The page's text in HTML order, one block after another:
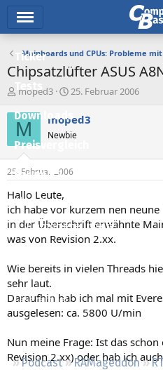
Ticker
Downloads
Preisvergleich
Forum
Aktuelles
Empfohlene Inhalte
Neueste Aktivitäten
Leserartikel
Podcast RAMageddon
Mainboards und CPUs: Probleme
Chipsatzlüfter ASUS
E
s
t
e
e
r
moped3
E
s
t
e
l
t
m
25. Februar 2006
M moped3
Newbie
25. Februar 2006
Hallo Leute,
ich habe vor kurzem nen
in der Überschrift erwähnte
was von Revision 2.xx.
Wie bereits in vielen Threads
sehr laut.
Daraufhin hab ich mal mit
ausgelesen: ca. 5800 U/min
Nun meine Frage: Ist das
Revision 2.xx) oder hab ich